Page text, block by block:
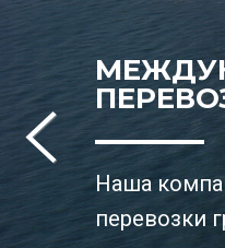
Наша
перевозки
Мы
Индии,